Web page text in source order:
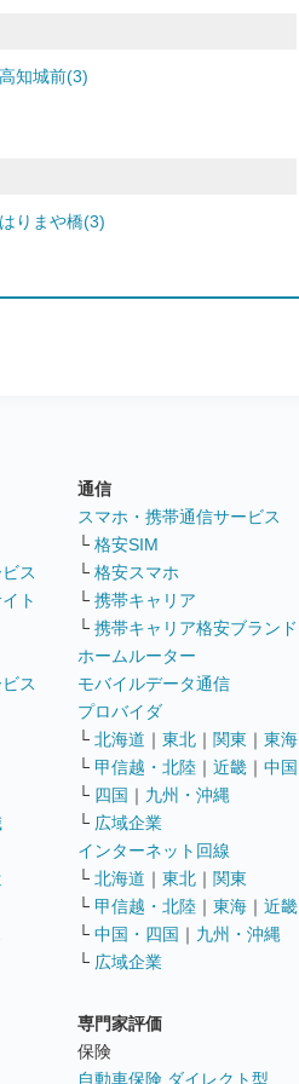
高知城前(3)
はりまや橋(3)
ス
ト
ス
通信
スマホ・携帯通信サービス
└ 格安SIM
└ 格安スマホ
└ 携帯キャリア
└ 携帯キャリア格安ブランド
ホームルーター
モバイルデータ通信
プロバイダ
└ 北海道 ｜ 東北 ｜ 関東 ｜ 東海
└ 甲信越・北陸 ｜ 近畿 ｜ 中国
└ 四国 ｜ 九州・沖縄
└ 広域企業
インターネット回線
└ 北海道 ｜ 東北 ｜ 関東
└ 甲信越・北陸 ｜ 東海 ｜ 近畿
└ 中国・四国 ｜ 九州・沖縄
└ 広域企業
専門家評価
保険
自動車保険 ダイレクト型